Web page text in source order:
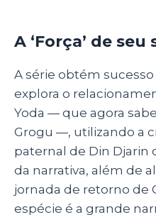
A ‘Força’ de
A série obtém
explora o
Yoda — que agora
Grogu —, utilizando a
paternal de Din
da narrativa, além de
jornada de retorno de
espécie é a grande